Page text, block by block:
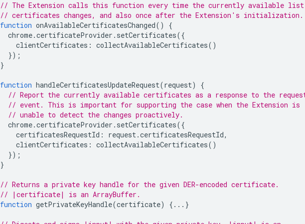
// The Extension calls this function every time the currently available
// certificates changes, and also once after the Extension's initialization.
function onAvailableCertificatesChanged()
{
chrome.certificateProvider . setCertificates({
clientCertificates : collectAvailableCertificates()
});
}
function handleCertificatesUpdateRequest(request)
{
// Report the currently available certificates as a response to the
// event. This is important for supporting the case when the Extension is
// unable to detect the changes proactively.
chrome.certificateProvider . setCertificates({
certificatesRequestId : request.certificatesRequestId,
clientCertificates : collectAvailableCertificates()
});
}
// Returns a private key handle for the given DER-encoded certificate.
// |certificate| is an ArrayBuffer.
function getPrivateKeyHandle(certificate) {...}